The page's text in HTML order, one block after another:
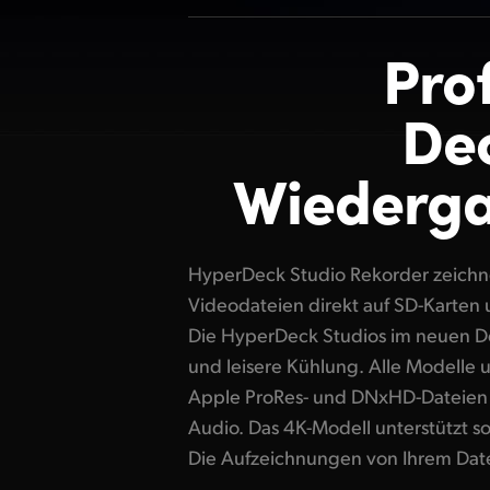
HyperDeck Studio Rekorder
Videodateien direkt auf SD-Karten
Die HyperDeck Studios im neuen
und leisere Kühlung. Alle Modelle
Apple ProRes- und DNxHD-
Audio. Das 4K-Modell unterstützt
Die Aufzeichnungen von Ihrem
auf jeden Computer ziehen und
bevorzugten Videosoftware
Aufzeichnungen ermöglichen
Taktgeneratoren das
All diese mächtigen Features
Studios für das Sendewesen,